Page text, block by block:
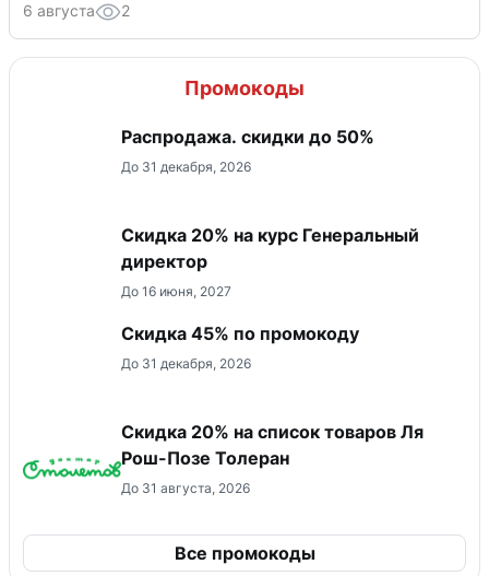
6 августа 2
Промокоды
Распродажа. скидки до 50%
До 31 декабря, 2026
Скидка 20% на курс Генеральный
директор
До 16 июня, 2027
Скидка 45% по промокоду
До 31 декабря, 2026
Скидка 20% на список товаров Ля
Рош-Позе Толеран
До 31 августа, 2026
Все промокоды